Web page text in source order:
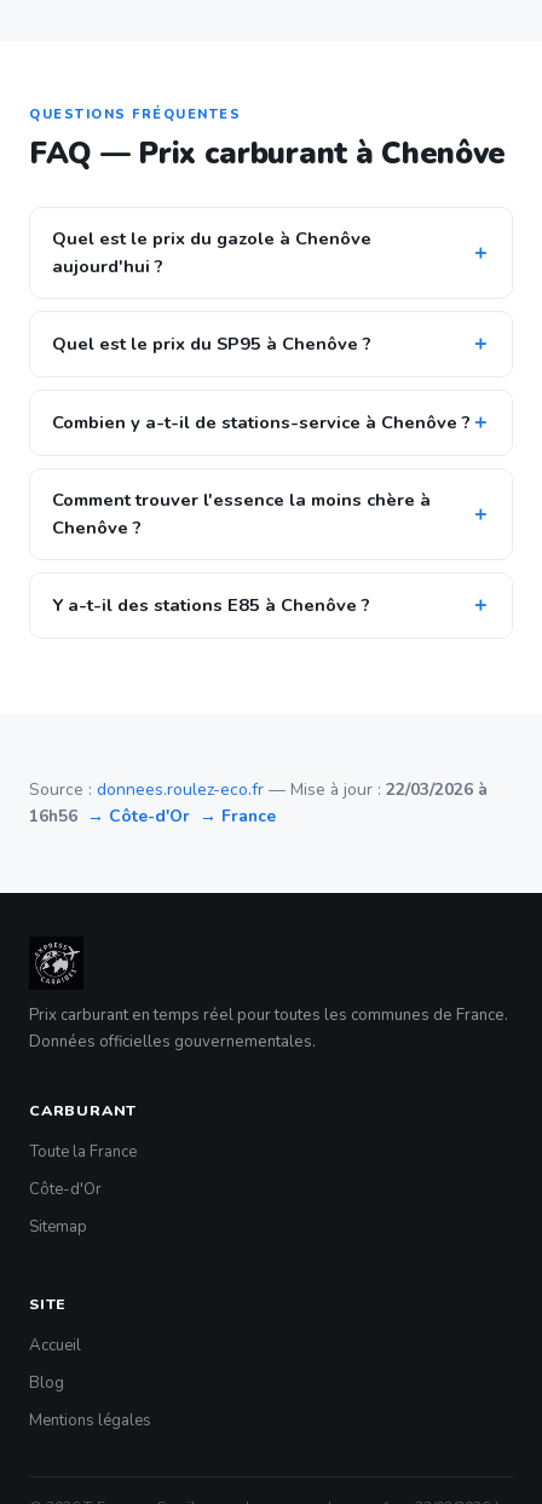
QUESTIONS FRÉQUENTES
FAQ — Prix carburant à Chenôve
Quel est le prix du gazole à Chenôve
aujourd'hui ?
Quel est le prix du SP95 à Chenôve ?
Combien y a-t-il de stations-service à Chenôve ?
Comment trouver l'essence la moins chère à
Chenôve ?
Y a-t-il des stations E85 à Chenôve ?
Source : donnees.roulez-eco.fr — Mise à jour : 22/03/2026 à
16h56 → Côte-d'Or → France
Prix carburant en temps réel pour toutes les communes de France.
Données officielles gouvernementales.
CARBURANT
Toute la France
Côte-d'Or
Sitemap
SITE
Accueil
Blog
Mentions légales